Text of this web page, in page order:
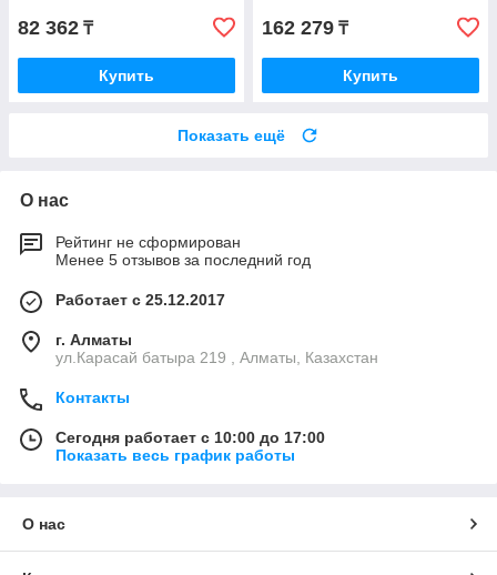
82 362 ₸
Купить
162 279 ₸
Купить
Показать ещё
О нас
Рейтинг не сформирован
Менее 5 отзывов за последний год
Работает с 25.12.2017
г. Алматы
ул.Карасай батыра 219 , Алматы, Казахстан
Контакты
Сегодня работает с 10:00 до 17:00
Показать весь график работы
О нас